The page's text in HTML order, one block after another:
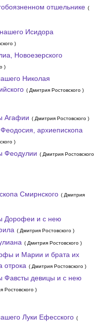
отшельнике (
Исидора
)
Новоезерского
)
Николая
( Дмитрия Ростовского )
Агафии ( Дмитрия Ростовского )
архиепископа
)
Феодулии ( Дмитрия Ростовского
Смирнского ( Дмитрия
Дорофеи и с нею
( Дмитрия Ростовского )
( Дмитрия Ростовского )
и Марии и брата их
отрока ( Дмитрия Ростовского )
Фавсты девицы и с нею
Ростовского )
Луки Ефесского (